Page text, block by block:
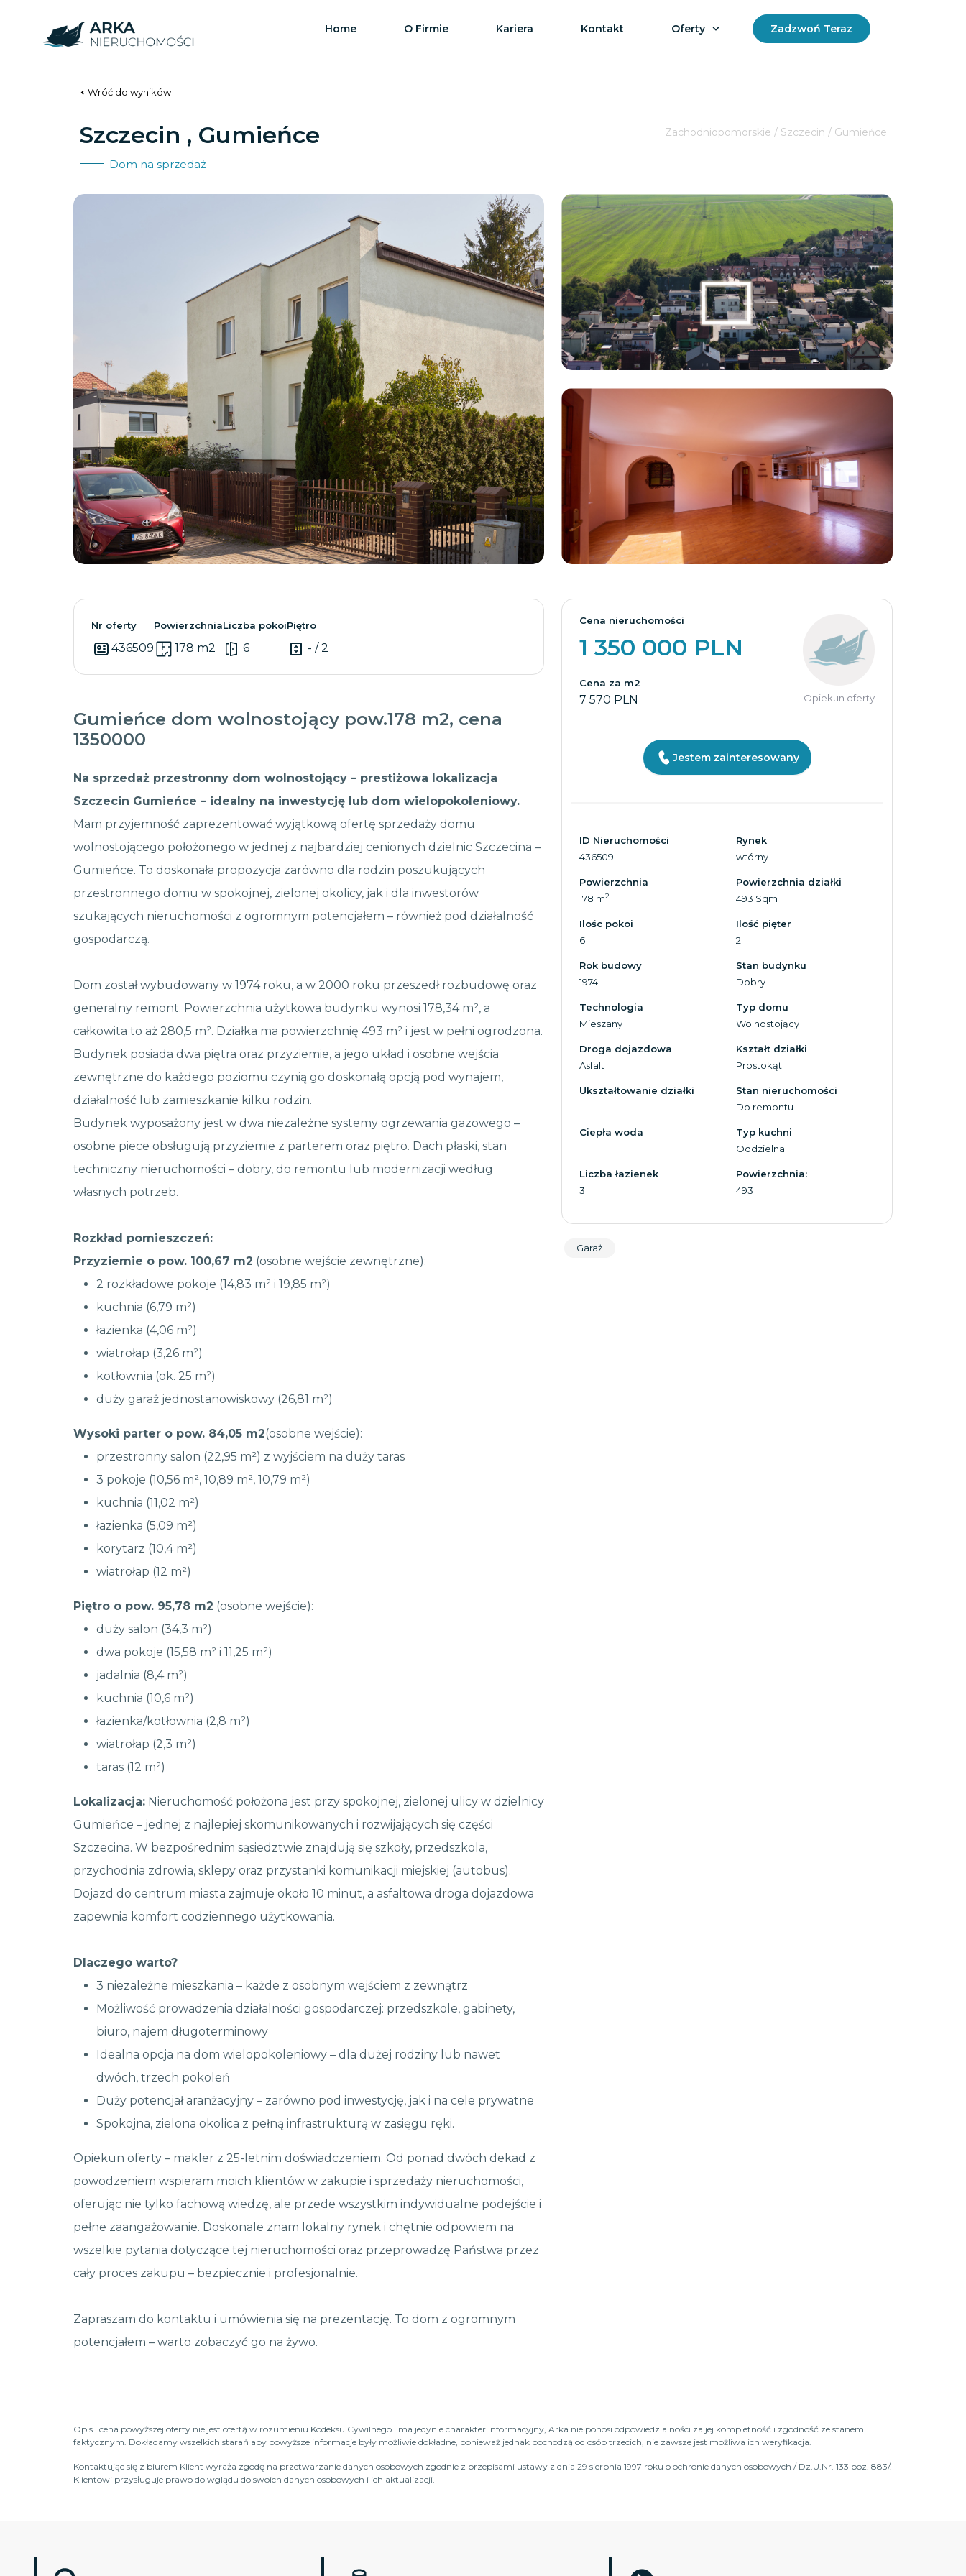
Home O Firmie Kariera Kontakt Oferty Zadzwoń Teraz
Wróć do wyników
Szczecin , Gumieńce
Dom na sprzedaż
Zachodniopomorskie / Szczecin / Gumieńce
Zobacz wszystkie
Nr oferty
436509
Powierzchnia
178 m2
Liczba pokoi
6
Piętro
- / 2
Gumieńce dom wolnostojący pow.178 m2, cena
1350000
Na sprzedaż przestronny dom wolnostojący – prestiżowa lokalizacja
Szczecin Gumieńce – idealny na inwestycję lub dom wielopokoleniowy.
Mam przyjemność zaprezentować wyjątkową ofertę sprzedaży domu
wolnostojącego położonego w jednej z najbardziej cenionych dzielnic Szczecina –
Gumieńce. To doskonała propozycja zarówno dla rodzin poszukujących
przestronnego domu w spokojnej, zielonej okolicy, jak i dla inwestorów
szukających nieruchomości z ogromnym potencjałem – również pod działalność
gospodarczą.
Dom został wybudowany w 1974 roku, a w 2000 roku przeszedł rozbudowę oraz
generalny remont. Powierzchnia użytkowa budynku wynosi 178,34 m², a
całkowita to aż 280,5 m². Działka ma powierzchnię 493 m² i jest w pełni ogrodzona.
Budynek posiada dwa piętra oraz przyziemie, a jego układ i osobne wejścia
zewnętrzne do każdego poziomu czynią go doskonałą opcją pod wynajem,
działalność lub zamieszkanie kilku rodzin.
Budynek wyposażony jest w dwa niezależne systemy ogrzewania gazowego –
osobne piece obsługują przyziemie z parterem oraz piętro. Dach płaski, stan
techniczny nieruchomości – dobry, do remontu lub modernizacji według
własnych potrzeb.
Rozkład pomieszczeń:
Przyziemie o pow. 100,67 m2 (osobne wejście zewnętrzne):
2 rozkładowe pokoje (14,83 m² i 19,85 m²)
kuchnia (6,79 m²)
łazienka (4,06 m²)
wiatrołap (3,26 m²)
kotłownia (ok. 25 m²)
duży garaż jednostanowiskowy (26,81 m²)
Wysoki parter o pow. 84,05 m2(osobne wejście):
przestronny salon (22,95 m²) z wyjściem na duży taras
3 pokoje (10,56 m², 10,89 m², 10,79 m²)
kuchnia (11,02 m²)
łazienka (5,09 m²)
korytarz (10,4 m²)
wiatrołap (12 m²)
Piętro o pow. 95,78 m2 (osobne wejście):
duży salon (34,3 m²)
dwa pokoje (15,58 m² i 11,25 m²)
jadalnia (8,4 m²)
kuchnia (10,6 m²)
łazienka/kotłownia (2,8 m²)
wiatrołap (2,3 m²)
taras (12 m²)
Lokalizacja: Nieruchomość położona jest przy spokojnej, zielonej ulicy w dzielnicy
Gumieńce – jednej z najlepiej skomunikowanych i rozwijających się części
Szczecina. W bezpośrednim sąsiedztwie znajdują się szkoły, przedszkola,
przychodnia zdrowia, sklepy oraz przystanki komunikacji miejskiej (autobus).
Dojazd do centrum miasta zajmuje około 10 minut, a asfaltowa droga dojazdowa
zapewnia komfort codziennego użytkowania.
Dlaczego warto?
3 niezależne mieszkania – każde z osobnym wejściem z zewnątrz
Możliwość prowadzenia działalności gospodarczej: przedszkole, gabinety,
biuro, najem długoterminowy
Idealna opcja na dom wielopokoleniowy – dla dużej rodziny lub nawet
dwóch, trzech pokoleń
Duży potencjał aranżacyjny – zarówno pod inwestycję, jak i na cele prywatne
Spokojna, zielona okolica z pełną infrastrukturą w zasięgu ręki.
Opiekun oferty – makler z 25-letnim doświadczeniem. Od ponad dwóch dekad z
powodzeniem wspieram moich klientów w zakupie i sprzedaży nieruchomości,
oferując nie tylko fachową wiedzę, ale przede wszystkim indywidualne podejście i
pełne zaangażowanie. Doskonale znam lokalny rynek i chętnie odpowiem na
wszelkie pytania dotyczące tej nieruchomości oraz przeprowadzę Państwa przez
cały proces zakupu – bezpiecznie i profesjonalnie.
Zapraszam do kontaktu i umówienia się na prezentację. To dom z ogromnym
potencjałem – warto zobaczyć go na żywo.
Cena nieruchomości
1 350 000 PLN
Cena za m2
7 570 PLN Opiekun oferty
Jestem zainteresowany
ID Nieruchomości
436509
Rynek
wtórny
Powierzchnia
178 m2
Powierzchnia działki
493 Sqm
Ilośc pokoi
6
Ilość pięter
2
Rok budowy
1974
Stan budynku
Dobry
Technologia
Mieszany
Typ domu
Wolnostojący
Droga dojazdowa
Asfalt
Kształt działki
Prostokąt
Ukształtowanie działki
Stan nieruchomości
Do remontu
Ciepła woda
Typ kuchni
Oddzielna
Liczba łazienek
3
Powierzchnia:
493
Garaż
Opis i cena powyższej oferty nie jest ofertą w rozumieniu Kodeksu Cywilnego i ma jedynie charakter informacyjny, Arka nie ponosi odpowiedzialności za jej kompletność i zgodność ze stanem
faktycznym. Dokładamy wszelkich starań aby powyższe informacje były możliwie dokładne, ponieważ jednak pochodzą od osób trzecich, nie zawsze jest możliwa ich weryfikacja.
Kontaktując się z biurem Klient wyraża zgodę na przetwarzanie danych osobowych zgodnie z przepisami ustawy z dnia 29 sierpnia 1997 roku o ochronie danych osobowych / Dz.U.Nr. 133 poz. 883/.
Klientowi przysługuje prawo do wglądu do swoich danych osobowych i ich aktualizacji.